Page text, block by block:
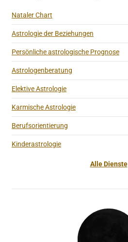
Nataler Chart
Astrologie der Beziehungen
Persönliche astrologische Prognose
Astrologenberatung
Elektive Astrologie
Karmische Astrologie
Berufsorientierung
Kinderastrologie
Alle Dienste